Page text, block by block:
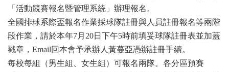
「活動競賽報名暨管理系統」辦理報名。
全國排球系際盃報名作業採球隊註冊與人員註冊報名等兩階
段作業，請於本年7月20日下午5時前填妥球隊註冊表並加蓋
戳章，Email回本會予承辦人黃蔓亞憑辦註冊手續。
每校每組（男生組、女生組）可報名兩隊。各分區預賽